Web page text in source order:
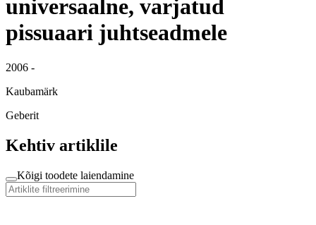
universaalne, varjatud
pissuaari juhtseadmele
2006 -
Kaubamärk
Geberit
Kehtiv artiklile
Kõigi toodete laiendamine